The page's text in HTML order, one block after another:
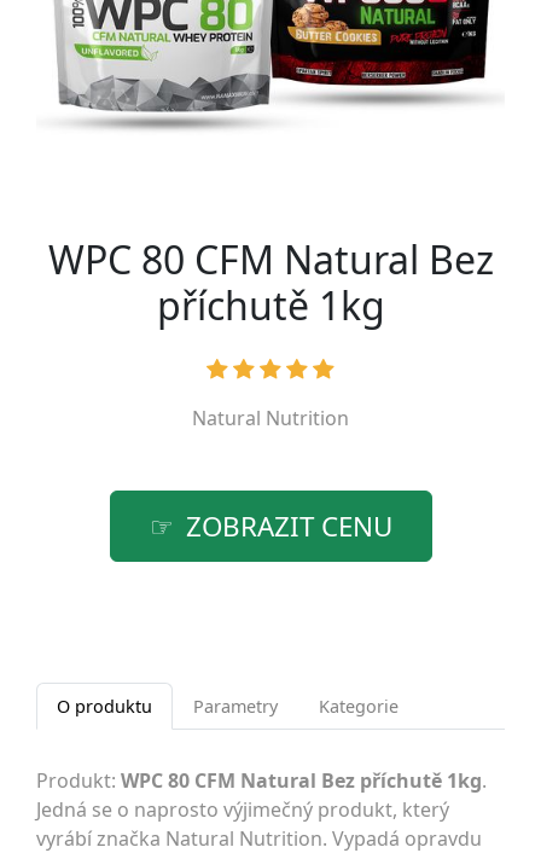
WPC 80 CFM Natural Bez
příchutě 1kg
Natural Nutrition
ZOBRAZIT CENU
O produktu Parametry Kategorie
Produkt: WPC 80 CFM Natural Bez příchutě 1kg.
Jedná se o naprosto výjimečný produkt, který
vyrábí značka Natural Nutrition. Vypadá opravdu